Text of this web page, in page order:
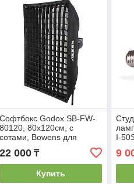
Софтбокс Godox SB-FW-
80120, 80х120см, с
сотами, Bowens для
студийных вспышек
22 000₸
Купить
I-
9